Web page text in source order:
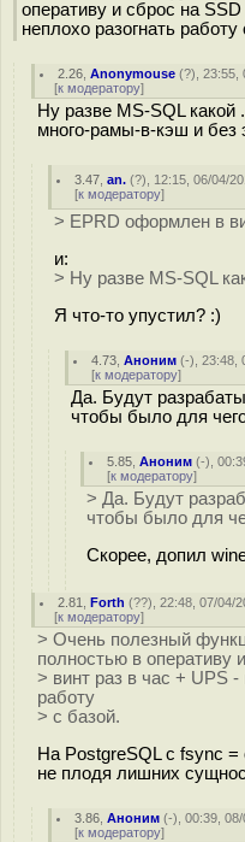
оперативу и сброс на
неплохо разогнать работу
2.26 ,Anonymouse (?), 23:55,
[к модератору]
Ну разве MS-SQL
много-рамы-в-кэш и без
3.47 ,an. (?), 12:15, 06/04/
[к модератору]
> EPRD оформлен в
и:
> Ну разве MS-SQL
Я что-то упустил? :)
4.73 ,Аноним (-), 23:48,
[к модератору]
Да. Будут
чтобы было для
5.85 ,Аноним (-),
[к модератору]
> Да. Будут
чтобы было для
Скорее, допил
2.81 ,Forth (??), 22:48, 07/04/
[к модератору]
> Очень полезный
полностью в оперативу
> винт раз в час + UPS
работу
> с базой.
На PostgreSQL с fsync
не плодя лишних
3.86 ,Аноним (-), 00:39,
[к модератору]